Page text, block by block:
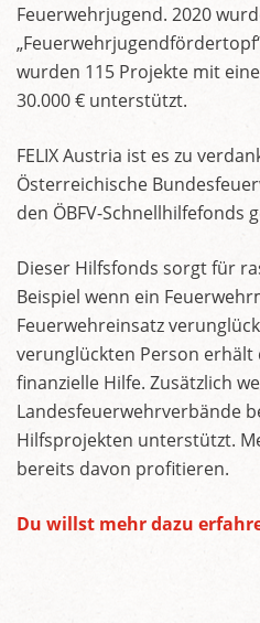
Feuerwehrjugend. 2020
wurden 115 Projekte mit
30.000 € unterstützt.
FELIX Austria ist es zu
Österreichische
den ÖBFV-Schnellhilfefonds
Dieser Hilfsfonds sorgt für
Beispiel wenn ein
Feuerwehreinsatz
verunglückten Person erhält
finanzielle Hilfe. Zusätzlich
Landesfeuerwehrverbände
Hilfsprojekten unterstützt.
bereits davon profitieren.
Du willst mehr dazu